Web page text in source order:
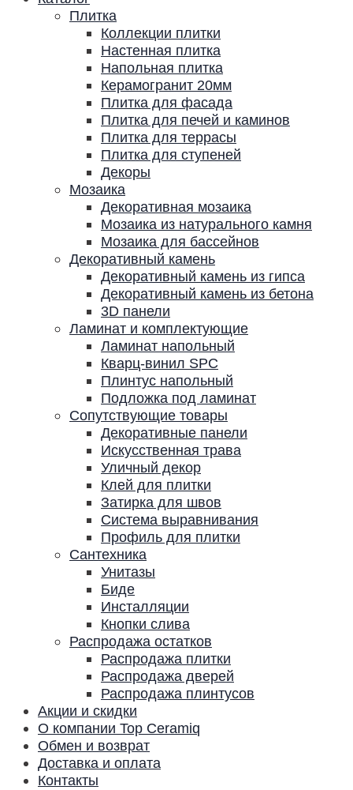
Плитка
Коллекции плитки
Настенная плитка
Напольная плитка
Керамогранит 20мм
Плитка для фасада
Плитка для печей и каминов
Плитка для террасы
Плитка для ступеней
Декоры
Мозаика
Декоративная мозаика
Мозаика из натурального камня
Мозаика для бассейнов
Декоративный камень
Декоративный камень из гипса
Декоративный камень из бетона
3D панели
Ламинат и комплектующие
Ламинат напольный
Кварц-винил SPC
Плинтус напольный
Подложка под ламинат
Сопутствующие товары
Декоративные панели
Искусственная трава
Уличный декор
Клей для плитки
Затирка для швов
Система выравнивания
Профиль для плитки
Сантехника
Унитазы
Биде
Инсталляции
Кнопки слива
Распродажа остатков
Распродажа плитки
Распродажа дверей
Распродажа плинтусов
Акции и скидки
О компании Top Ceramiq
Обмен и возврат
Доставка и оплата
Контакты